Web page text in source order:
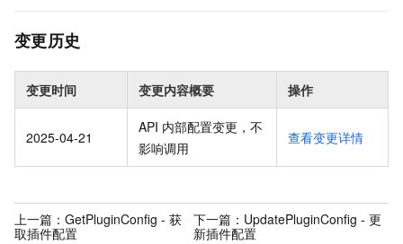
变更历史
变更时间 变更内容概要 操作
2025-04-21
API 内部配置变更，不
影响调用
查看变更详情
上一篇： GetPluginConfig - 获
取插件配置
下一篇： UpdatePluginConfig - 更
新插件配置